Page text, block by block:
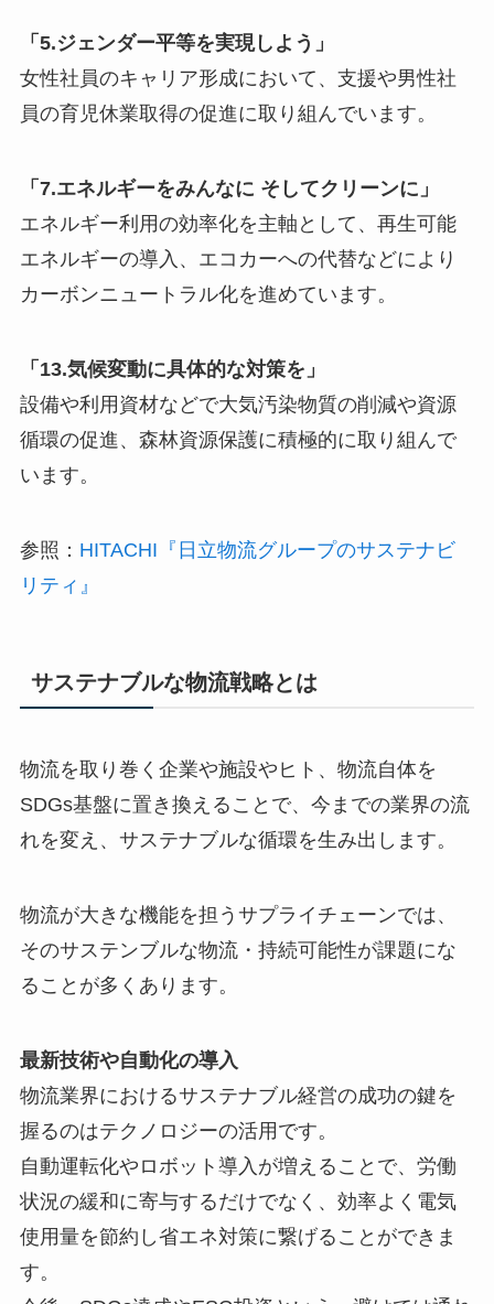
「5.ジェンダー平等を実現しよう」
女性社員のキャリア形成において、支援や男性社
員の育児休業取得の促進に取り組んでいます。
「7.エネルギーをみんなに そしてクリーンに」
エネルギー利用の効率化を主軸として、再生可能
エネルギーの導入、エコカーへの代替などにより
カーボンニュートラル化を進めています。
「13.気候変動に具体的な対策を」
設備や利用資材などで大気汚染物質の削減や資源
循環の促進、森林資源保護に積極的に取り組んで
います。
参照： HITACHI『日立物流グループのサステナビ
リティ』
サステナブルな物流戦略とは
物流を取り巻く企業や施設やヒト、物流自体を
SDGs基盤に置き換えることで、今までの業界の流
れを変え、サステナブルな循環を生み出します。
物流が大きな機能を担うサプライチェーンでは、
そのサステンブルな物流・持続可能性が課題にな
ることが多くあります。
最新技術や自動化の導入
物流業界におけるサステナブル経営の成功の鍵を
握るのはテクノロジーの活用です。
自動運転化やロボット導入が増えることで、労働
状況の緩和に寄与するだけでなく、効率よく電気
使用量を節約し省エネ対策に繋げることができま
す。